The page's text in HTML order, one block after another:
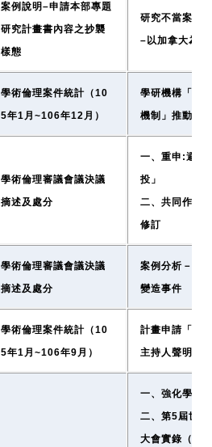
案例說明–申請本部專題
研究計畫書內容之抄襲
樣態
研究不當案例
–以加拿大為例
學術倫理案件統計（10
5年1月~106年12月）
學研機構「強
機制」推動成
學術倫理審議會議決議
摘述及處分
一、重申:避免
投」
二、共同作者
修訂
學術倫理審議會議決議
摘述及處分
案例分析－分
變造事件
學術倫理案件統計（10
5年1月~106年9月）
計畫申請「必
主持人聲明書
一、強化學術
二、第5屆世界
大會實錄（二